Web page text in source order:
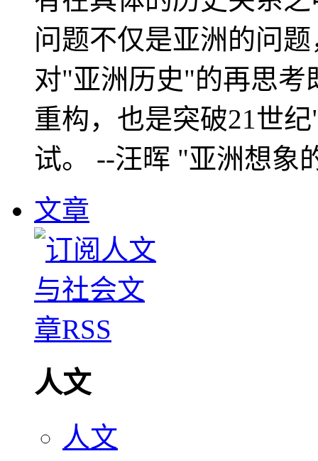
问题不仅是亚洲的问
对"亚洲历史"的再思考
重构，也是突破21世
试。 --汪晖 "亚洲想象
文章
人文
人文